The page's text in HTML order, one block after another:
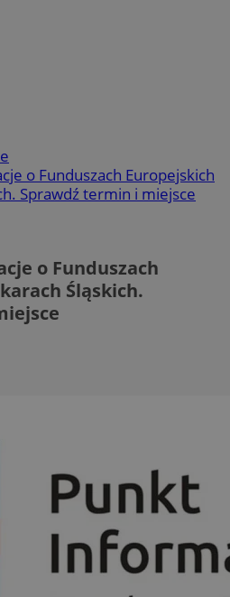
o Funduszach Europejskich
Sprawdź termin i miejsce
o Funduszach
Śląskich.